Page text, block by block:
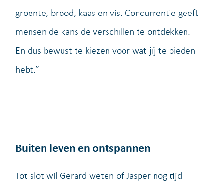
groente, brood, kaas en vis. Concurrentie geeft
mensen de kans de verschillen te ontdekken.
En dus bewust te kiezen voor wat jíj te bieden
hebt.”
Buiten leven en ontspannen
Tot slot wil Gerard weten of Jasper nog tijd